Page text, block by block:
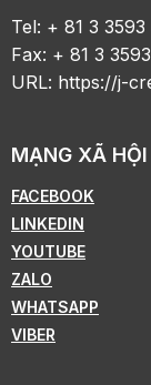
Tel: + 81 3 3593
Fax: + 81 3
URL: https://j-
MẠNG XÃ HỘI
FACEBOOK
LINKEDIN
YOUTUBE
ZALO
WHATSAPP
VIBER